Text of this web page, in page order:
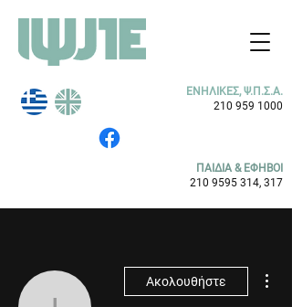
ΕΝΗΛΙΚΕΣ, Ψ.Π.Σ.Α.
210 959 1000
ΠΑΙΔΙΑ & ΕΦΗΒΟΙ
210 9595 314, 317
Ακολουθήστε